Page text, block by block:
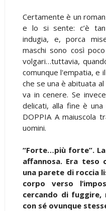
Certamente è un
e lo si sente: c’è
indugia, e, porca
maschi sono così
volgari…tuttavia,
comunque l'empatia, e
che se una è abituata
va in cenere. Se
delicati, alla fine è
DOPPIA A maiuscola
uomini.
“Forte…più forte”.
affannosa. Era teso
una parete di roccia
corpo verso
cercando di
con sé ovunque